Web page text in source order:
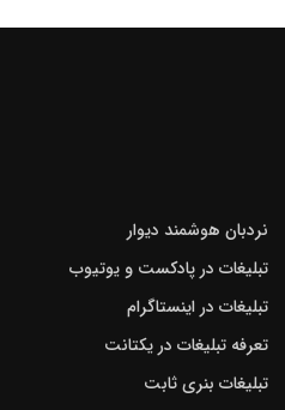
نردبان هوشمند دیوار
تبلیغات در پادکست و یوتیوب
تبلیغات در اینستاگرام
تعرفه تبلیغات در یکتانت
تبلیغات بنری ثابت